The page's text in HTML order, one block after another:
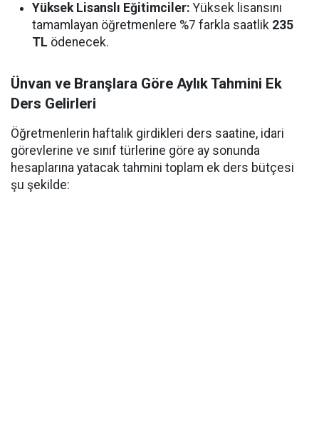
Yüksek Lisanslı Eğitimciler: Yüksek lisansını
tamamlayan öğretmenlere %7 farkla saatlik 235
TL ödenecek.
Ünvan ve Branşlara Göre Aylık Tahmini Ek
Ders Gelirleri
Öğretmenlerin haftalık girdikleri ders saatine, idari
görevlerine ve sınıf türlerine göre ay sonunda
hesaplarına yatacak tahmini toplam ek ders bütçesi
şu şekilde: